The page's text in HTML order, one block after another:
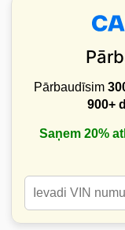
Pārbaudīsim
900+
Saņem 20%